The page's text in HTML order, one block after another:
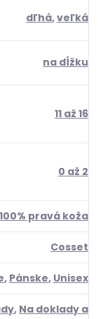
dľhá,veľká
na dĺžku
11 až 16
0 až 2
100% pravá koža
Cosset
, Pánske, Unisex
, Na doklady a